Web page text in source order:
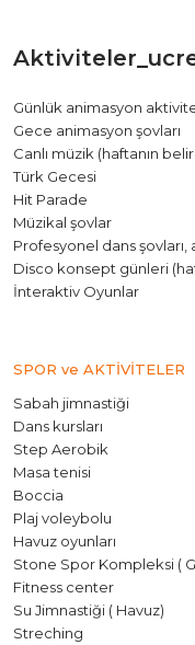
Günlük animasyon
Gece animasyon şovları
Canlı müzik (haftanın
Türk Gecesi
Hit Parade
Müzikal şovlar
Profesyonel dans şovları,
Disco konsept günleri
İnteraktiv Oyunlar
SPOR ve AKTİVİTELER
Sabah jimnastiği
Dans kursları
Step Aerobik
Masa tenisi
Boccia
Plaj voleybolu
Havuz oyunları
Stone Spor Kompleksi (
Fitness center
Su Jimnastiği ( Havuz)
Streching